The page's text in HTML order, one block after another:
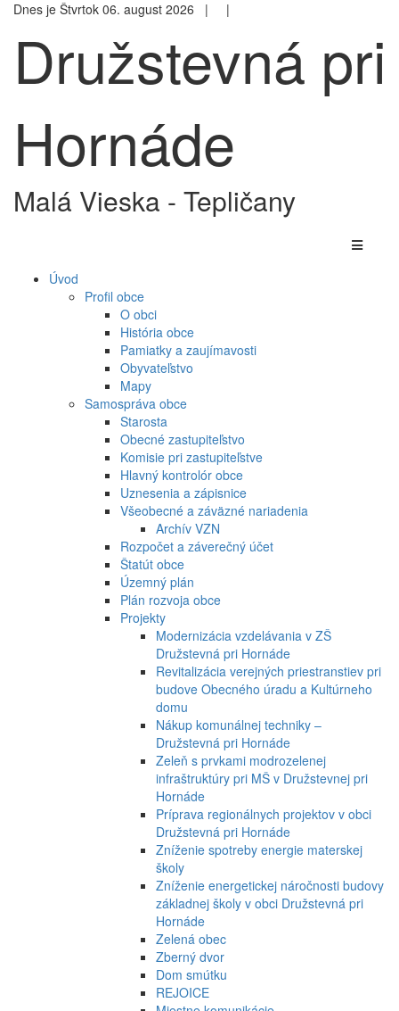
Dnes je Štvrtok 06. august 2026 | |
Družstevná pri
Hornáde
Malá Vieska - Tepličany
Úvod
Profil obce
O obci
História obce
Pamiatky a zaujímavosti
Obyvateľstvo
Mapy
Samospráva obce
Starosta
Obecné zastupiteľstvo
Komisie pri zastupiteľstve
Hlavný kontrolór obce
Uznesenia a zápisnice
Všeobecné a záväzné nariadenia
Archív VZN
Rozpočet a záverečný účet
Štatút obce
Územný plán
Plán rozvoja obce
Projekty
Modernizácia vzdelávania v ZŠ
Družstevná pri Hornáde
Revitalizácia verejných priestranstiev pri
budove Obecného úradu a Kultúrneho
domu
Nákup komunálnej techniky –
Družstevná pri Hornáde
Zeleň s prvkami modrozelenej
infraštruktúry pri MŠ v Družstevnej pri
Hornáde
Príprava regionálnych projektov v obci
Družstevná pri Hornáde
Zníženie spotreby energie materskej
školy
Zníženie energetickej náročnosti budovy
základnej školy v obci Družstevná pri
Hornáde
Zelená obec
Zberný dvor
Dom smútku
REJOICE